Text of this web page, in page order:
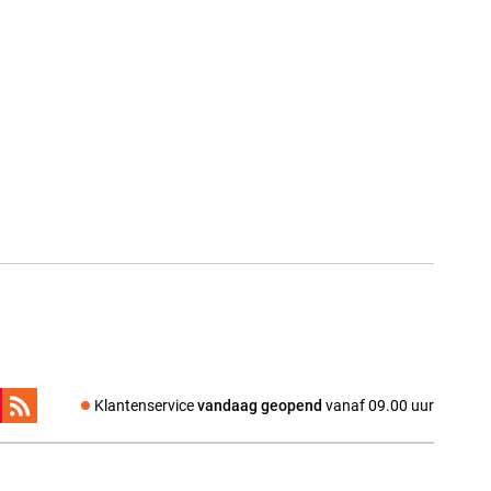
Klantenservicevandaag geopend vanaf 09.00 uur